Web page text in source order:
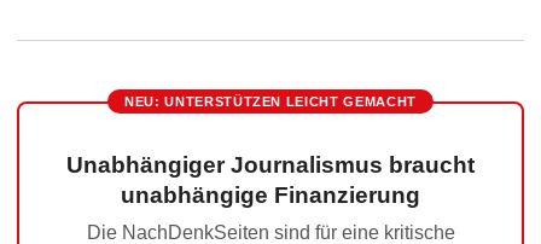
NEU: UNTERSTÜTZEN LEICHT GEMACHT
Unabhängiger Journalismus braucht
unabhängige Finanzierung
Die NachDenkSeiten sind für eine kritische